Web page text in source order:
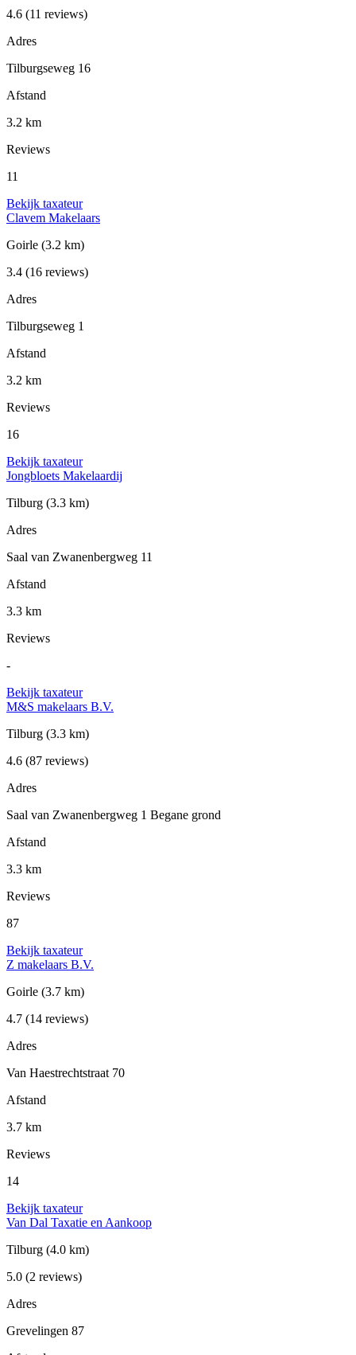
4.6 (11 reviews)
Adres
Tilburgseweg 16
Afstand
3.2 km
Reviews
11
Bekijk taxateur
Clavem Makelaars
Goirle (3.2 km)
3.4 (16 reviews)
Adres
Tilburgseweg 1
Afstand
3.2 km
Reviews
16
Bekijk taxateur
Jongbloets Makelaardij
Tilburg (3.3 km)
Adres
Saal van Zwanenbergweg 11
Afstand
3.3 km
Reviews
-
Bekijk taxateur
M&S makelaars B.V.
Tilburg (3.3 km)
4.6 (87 reviews)
Adres
Saal van Zwanenbergweg 1 Begane grond
Afstand
3.3 km
Reviews
87
Bekijk taxateur
Z makelaars B.V.
Goirle (3.7 km)
4.7 (14 reviews)
Adres
Van Haestrechtstraat 70
Afstand
3.7 km
Reviews
14
Bekijk taxateur
Van Dal Taxatie en Aankoop
Tilburg (4.0 km)
5.0 (2 reviews)
Adres
Grevelingen 87